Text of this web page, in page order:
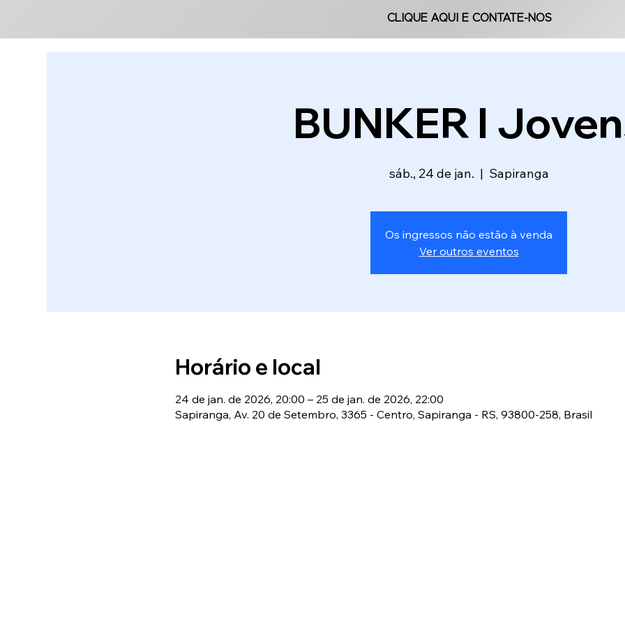
CLIQUE AQUI E CONTATE-NOS
CLIQUE AQUI E CONTATE-NOS
BUNKER l
sáb., 24 de jan.
  |
Sapiranga
Os ingressos não estão à venda
Ver outros eventos
Horário e local
24 de jan. de 2026, 20:00 – 25 de jan. de 2026, 22:00
Sapiranga, Av. 20 de Setembro, 3365 - Centro, Sapiranga - RS, 93800-258, Brasil